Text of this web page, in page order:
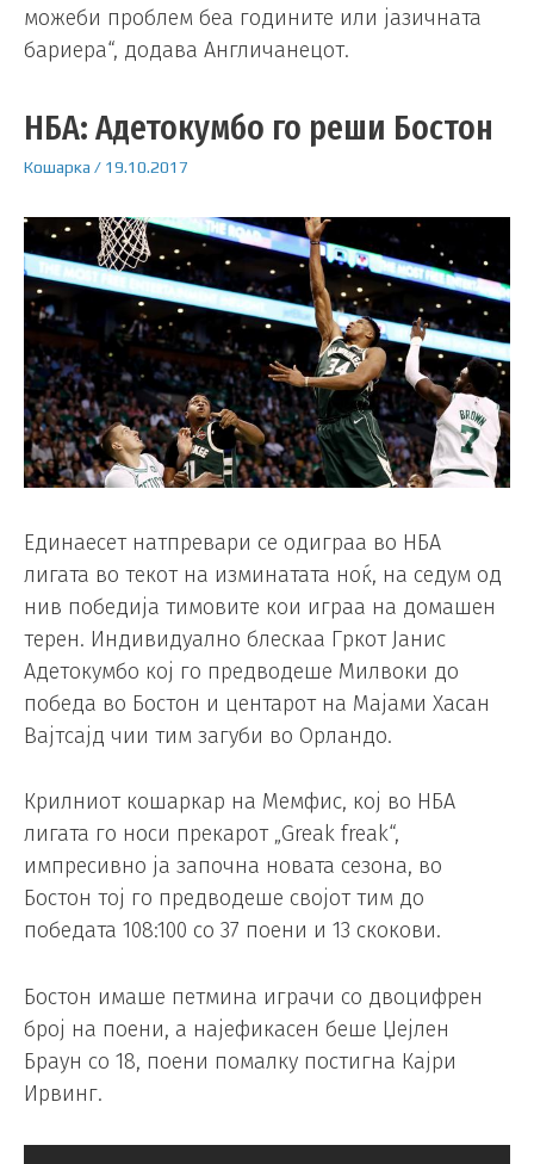
можеби проблем беа годините или јазичната
бариера“, додава Англичанецот.
НБА: Адетокумбо го реши Бостон
Кошарка / 19.10.2017
Единаесет натпревари се одиграа во НБА
лигата во текот на изминатата ноќ, на седум од
нив победија тимовите кои играа на домашен
терен. Индивидуално блескаа Гркот Јанис
Адетокумбо кој го предводеше Милвоки до
победа во Бостон и центарот на Мајами Хасан
Вајтсајд чии тим загуби во Орландо.
Крилниот кошаркар на Мемфис, кој во НБА
лигата го носи прекарот „Greak freak“,
импресивно ја започна новата сезона, во
Бостон тој го предводеше својот тим до
победата 108:100 со 37 поени и 13 скокови.
Бостон имаше петмина играчи со двоцифрен
број на поени, а најефикасен беше Џејлен
Браун со 18, поени помалку постигна Кајри
Ирвинг.